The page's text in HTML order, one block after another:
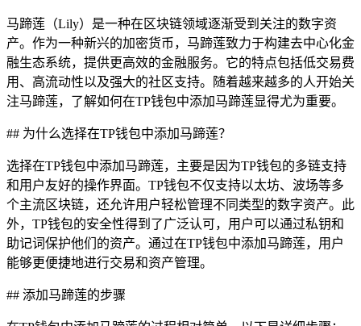
马蹄莲（Lily）是一种在区块链领域逐渐受到关注的数字资
产。作为一种新兴的加密货币，马蹄莲致力于构建去中心化金
融生态系统，提供更高效的金融服务。它的特点包括低交易费
用、高流动性以及强大的社区支持。随着越来越多的人开始关
注马蹄莲，了解如何在TP钱包中添加马蹄莲显得尤为重要。
## 为什么选择在TP钱包中添加马蹄莲？
选择在TP钱包中添加马蹄莲，主要是因为TP钱包的多链支持
和用户友好的操作界面。TP钱包不仅支持以太坊、波场等多
个主流区块链，还允许用户轻松管理不同类型的数字资产。此
外，TP钱包的安全性得到了广泛认可，用户可以通过私钥和
助记词保护他们的资产。通过在TP钱包中添加马蹄莲，用户
能够更便捷地进行交易和资产管理。
## 添加马蹄莲的步骤